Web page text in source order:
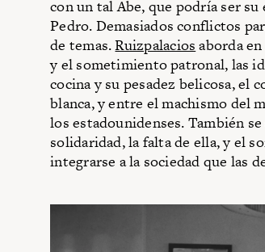
con un tal Abe, que podría ser su
Pedro. Demasiados conflictos
de temas.Ruizpalacios aborda
y el sometimiento patronal, las
cocina y su pesadez belicosa,
blanca, y entre el machismo del
los estadounidenses. También
solidaridad, la falta de ella, y el
integrarse a la sociedad que las